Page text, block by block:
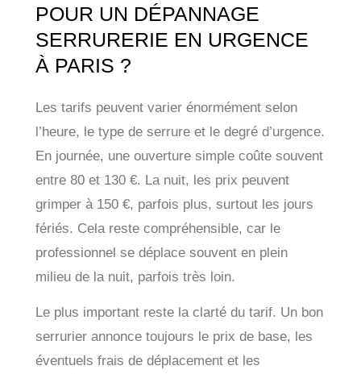
POUR UN DÉPANNAGE
SERRURERIE EN URGENCE
À PARIS ?
Les tarifs peuvent varier énormément selon
l’heure, le type de serrure et le degré d’urgence.
En journée, une ouverture simple coûte souvent
entre 80 et 130 €. La nuit, les prix peuvent
grimper à 150 €, parfois plus, surtout les jours
fériés. Cela reste compréhensible, car le
professionnel se déplace souvent en plein
milieu de la nuit, parfois très loin.
Le plus important reste la clarté du tarif. Un bon
serrurier annonce toujours le prix de base, les
éventuels frais de déplacement et les